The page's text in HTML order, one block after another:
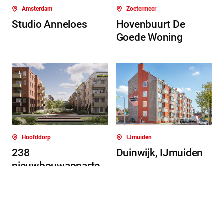
Amsterdam
Studio Anneloes
Zoetermeer
Hovenbuurt De
Goede Woning
Hoofddorp
238
nieuwbouwapparte
IJmuiden
Duinwijk, IJmuiden